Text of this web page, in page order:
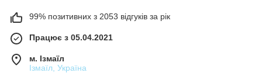
99% позитивних з 2053 відгуків за рік
Працює з 05.04.2021
м. Ізмаїл
Ізмаїл, Україна